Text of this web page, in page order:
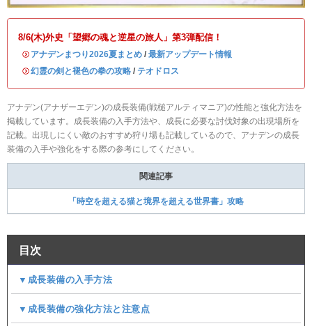
8/6(木)外史「望郷の魂と逆星の旅人」第3弾配信！
・ アナデンまつり2026夏まとめ / 最新アップデート情報
・幻霊の剣と褪色の拳の攻略 / テオドロス
アナデン(アナザーエデン)の成長装備(戦槌アルティマニア)の性能と強化方法を
掲載しています。成長装備の入手方法や、成長に必要な討伐対象の出現場所を
記載。出現しにくい敵のおすすめ狩り場も記載しているので、アナデンの成長
装備の入手や強化をする際の参考にしてください。
関連記事
「時空を超える猫と境界を超える世界書」攻略
目次
▼成長装備の入手方法
▼成長装備の強化方法と注意点